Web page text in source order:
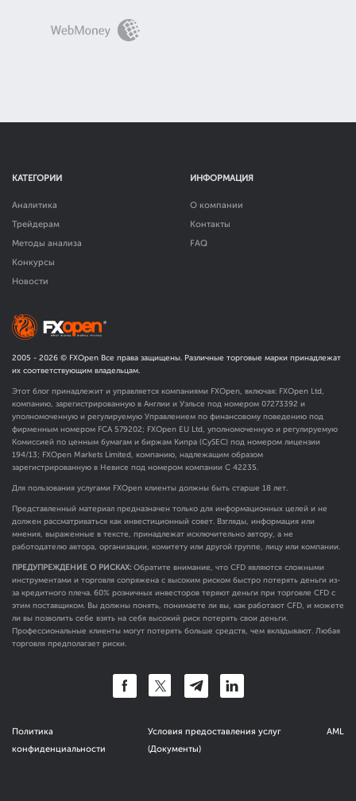
КАТЕГОРИИ
Аналитика
Трейдерам
Методы анализа
Конкурсы
Новости
ИНФОРМАЦИЯ
О компании
Контакты
FAQ
2005 - 2026 © FXOpen Все права защищены. Различные торговые марки принадлежат
их соответствующим владельцам.
Этот блог принадлежит и управляется компаниями FXOpen, включая: FXOpen Ltd,
компанию, зарегистрированную в Англии и Уэльсе под номером 07273392 и
уполномоченную и регулируемую Управлением по финансовому поведению под
фирменным номером FCA 579202; FXOpen EU Ltd, уполномоченную и регулируемую
Комиссией по ценным бумагам и биржам Кипра (CySEC) под номером лицензии
194/13; FXOpen Markets Limited, компанию, надлежащим образом
зарегистрированную в Невисе под номером компании C 42235.
Для пользования услугами FXOpen клиенты должны быть старше 18 лет.
Представленный материал предназначен только для информационных целей и не
должен рассматриваться как инвестиционный совет. Взгляды, информация или
мнения, выраженные в тексте, принадлежат исключительно автору, а не
работодателю автора, организации, комитету или другой группе, лицу или компании.
ПРЕДУПРЕЖДЕНИЕ О РИСКАХ: Обратите внимание, что CFD являются сложными
инструментами и торговля сопряжена с высоким риском быстро потерять деньги из-
за кредитного плеча. 60% розничных инвесторов теряют деньги при торговле CFD с
этим поставщиком. Вы должны понять, понимаете ли вы, как работают CFD, и можете
ли вы позволить себе взять на себя высокий риск потерять свои деньги.
Профессиональные клиенты могут потерять больше средств, чем вкладывают. Любая
торговля предполагает риски.
Политика
конфиденциальности
Условия предоставления услуг
(Документы)
AML